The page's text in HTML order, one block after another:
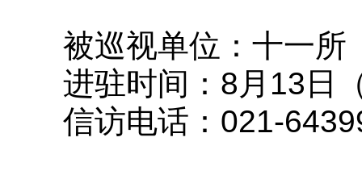
被巡视单位：十一所
进驻时间：8月13日
信访电话：021-